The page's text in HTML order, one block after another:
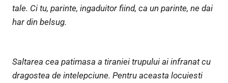
tale. Ci tu, parinte, ingaduitor fiind, ca un parinte, ne dai
har din belsug.
Saltarea cea patimasa a tiraniei trupului ai infranat cu
dragostea de intelepciune. Pentru aceasta locuiesti